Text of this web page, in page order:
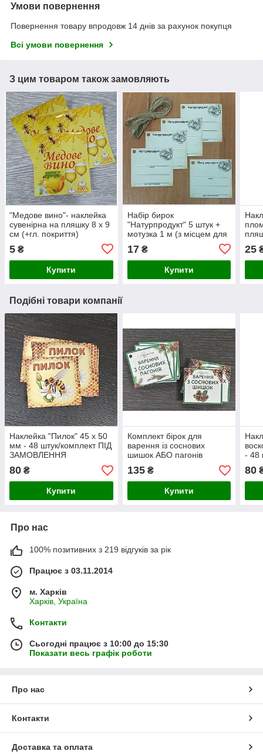
Умови повернення
Повернення товару впродовж 14 днів за рахунок покупця
Всі умови повернення
З цим товаром також замовляють
"Медове вино"- наклейка
сувенірна на пляшку 8 х 9
см (+гл. покриття)
5 ₴
Купити
Набір бирок
"Натурпродукт" 5 штук +
мотузка 1 м (з місцем для
17₴
Купити
25
Подібні товари компанії
Наклейка "Пилок" 45 х 50
мм - 48 штук/комплект ПІД
ЗАМОВЛЕННЯ
80 ₴
Купити
Комплект бірок для
варення із соснових
шишок АБО пагонів
розміром 45 х 50 мм - 48
штук. Під замовлення!
135₴
Купити
- 48
80
Про нас
100% позитивних з 219 відгуків за рік
Працює з 03.11.2014
м. Харків
Харків, Україна
Контакти
Сьогодні працює з 10:00 до 15:30
Показати весь графік роботи
Про нас
Контакти
Доставка та оплата